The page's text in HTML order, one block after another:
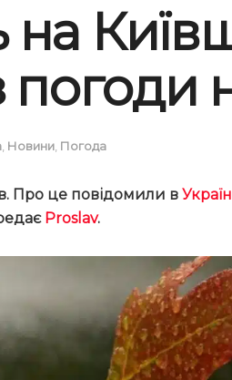
погоди
, Новини, Погода
Про це повідомили в
Proslav.